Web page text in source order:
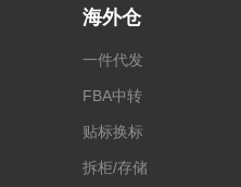
海外仓
一件代发
FBA中转
贴标换标
拆柜/存储